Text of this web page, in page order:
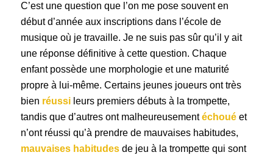
C’est une question que l’on me pose souvent en
début d’année aux inscriptions dans l’école de
musique où je travaille. Je ne suis pas sûr qu’il y ait
une réponse définitive à cette question. Chaque
enfant possède une morphologie et une maturité
propre à lui-même. Certains jeunes joueurs ont très
bien réussileurs premiers débuts à la trompette,
tandis que d’autres ont malheureusementéchouéet
n’ont réussi qu’à prendre de mauvaises habitudes,
mauvaises habitudesde jeu à la trompette qui sont